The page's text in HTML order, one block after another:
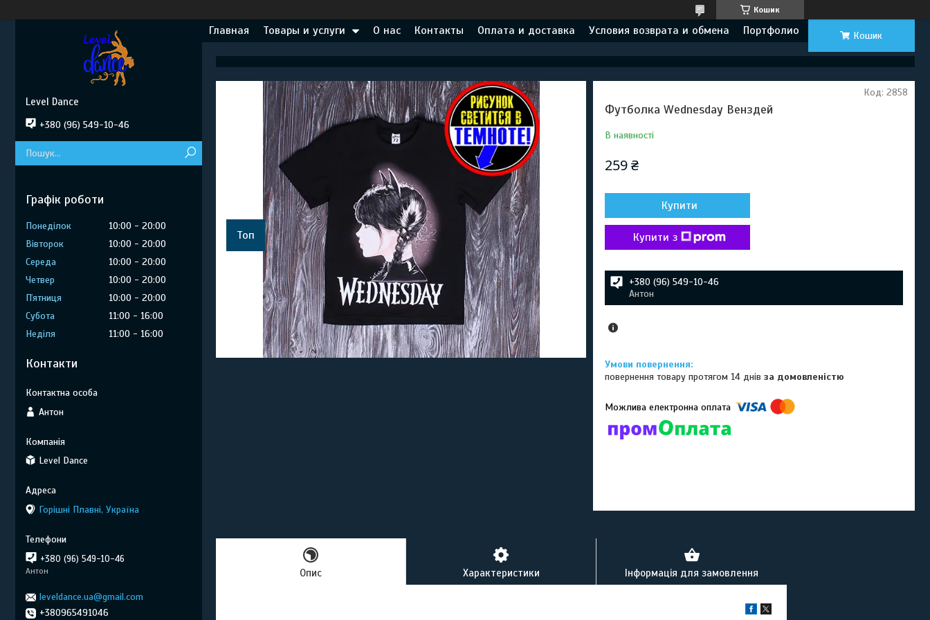
Кошик
Главная Товары и услуги О нас Контакты Оплата и доставка Условия возврата и обмена Портфолио Кошик
Топ
Футболка Wednesday Венздей
В наявності
Код: 2858
259 ₴
Купити
Купити з
+380 (96) 549-10-46
Антон
повернення товару протягом 14 днівза домовленістю
Опис Характеристики Інформація для замовлення
Level Dance
+380 (96) 549-10-46
Графік роботи
Понеділок 10:00
20:00
Вівторок
10:00
20:00
Середа
10:00
20:00
Четвер
10:00
20:00
Пʼятниця
10:00
20:00
Субота
11:00
16:00
Неділя
11:00 16:00
Контакти
Антон
Level Dance
Горішні Плавні, Україна
+380 (96) 549-10-46
Антон
leveldance.ua@gmail.com
+380965491046